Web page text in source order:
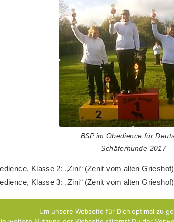
BSP im Obedience für
Schäferhunde 2017
Klasse 2: „Zini“ (Zenit vom alten
Klasse 3: „Zini“ (Zenit vom alten
Um unsere Webseite für Dich optimal zu